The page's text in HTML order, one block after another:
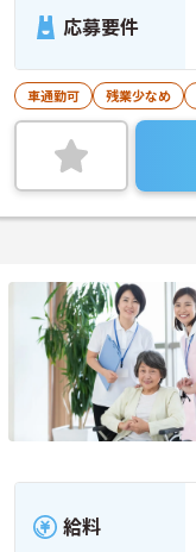
応募要件
車通勤可 残業少なめ
給料